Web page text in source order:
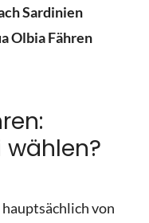
Sardinien
Olbia Fähren
wählen?
von